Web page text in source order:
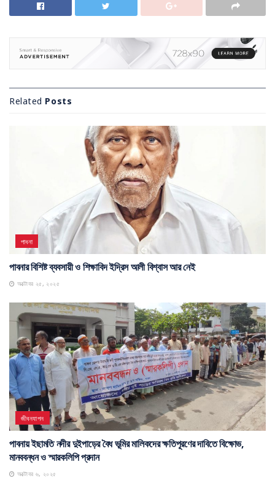
Related Posts
পাবনা
পাবনার বিশিষ্ট ব্যবসায়ী ও শিক্ষাবিদ ইদ্রিস আলী বিশ্বাস আর নেই
অক্টোবর ২৫, ২০২৫
জীবনযাপন
পাবনায় ইছামতি নদীর দুইপাড়ের বৈধ ভূমির মালিকদের ক্ষতিপূরণের দাবিতে বিক্ষোভ,
মানববন্ধন ও স্মারকলিপি প্রদান
অক্টোবর ৬, ২০২৫